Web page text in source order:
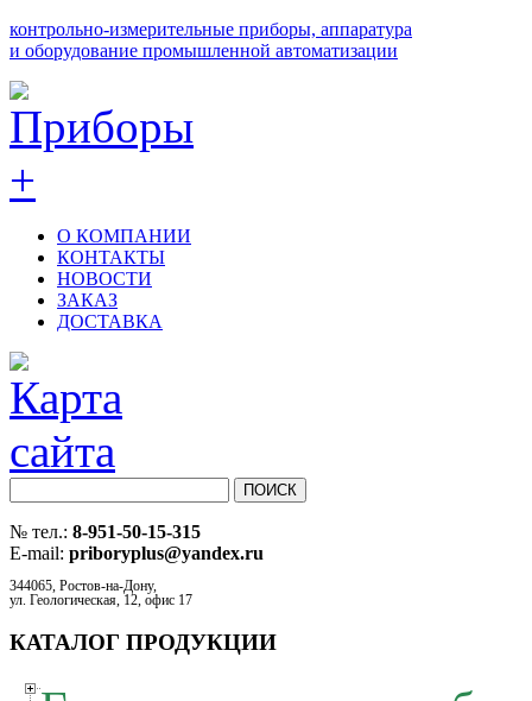
контрольно-измерительные приборы, аппаратура
и оборудование промышленной автоматизации
О КОМПАНИИ
КОНТАКТЫ
НОВОСТИ
ЗАКАЗ
ДОСТАВКА
№ тел.: 8-951-50-15-315
E-mail: priboryplus@yandex.ru
344065, Ростов-на-Дону,
ул. Геологическая, 12, офис 17
КАТАЛОГ ПРОДУКЦИИ